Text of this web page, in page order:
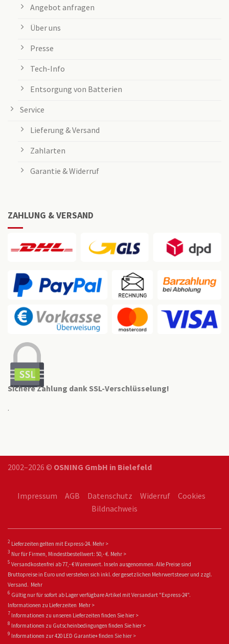
Angebot anfragen
Über uns
Presse
Tech-Info
Entsorgung von Batterien
Service
Lieferung & Versand
Zahlarten
Garantie & Widerruf
ZAHLUNG & VERSAND
Sichere Zahlung dank SSL-Verschlüsselung!
.
2002–2026 © OSNING GmbH in Bielefeld
Impressum AGB Datenschutz Widerruf
Cookies
Bildnachweis
2 Lieferzeiten gelten mit Express-24. Mehr >
3 Nur für Firmen, Mindestbestellwert: 50,- €. Mehr >
5 Versandkostenfrei ab 77,- € Warenwert. Inseln ausgenommen. Alle Preise sind
Bruttopreise in Euro und verstehen sich inkl. der gesetzlichen Mehrwertsteuer und zzgl.
Versand. Mehr
6 Gültig nur für sofort ab Lager verfügbare Artikel mit Versandart "Express-24".
Informationen zu Lieferzeiten Mehr >
7 Informationen zu unseren Lieferzeiten finden Sie hier >
8 Informationen zu Gutscheinbedingungen finden Sie hier >
9 Informationen zur 420 LED Garantie+ finden Sie hier >